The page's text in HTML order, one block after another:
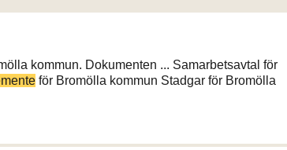
kommun. Dokumenten ... Samarbetsavtal för
för Bromölla kommun Stadgar för Bromölla